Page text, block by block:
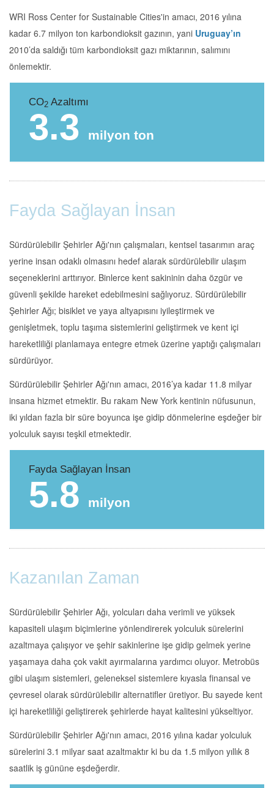
WRI Ross Center for Sustainable Cities'in amacı, 2016 yılına
kadar 6.7 milyon ton karbondioksit gazının, yani Uruguay’ın
2010’da saldığı tüm karbondioksit gazı miktarının, salımını
önlemektir.
CO2 Azaltımı
3.3 milyon ton
Fayda Sağlayan İnsan
Sürdürülebilir Şehirler Ağı'nın çalışmaları, kentsel tasarımın araç
yerine insan odaklı olmasını hedef alarak sürdürülebilir ulaşım
seçeneklerini arttırıyor. Binlerce kent sakininin daha özgür ve
güvenli şekilde hareket edebilmesini sağlıyoruz. Sürdürülebilir
Şehirler Ağı; bisiklet ve yaya altyapısını iyileştirmek ve
genişletmek, toplu taşıma sistemlerini geliştirmek ve kent içi
hareketliliği planlamaya entegre etmek üzerine yaptığı çalışmaları
sürdürüyor.
Sürdürülebilir Şehirler Ağı'nın amacı, 2016’ya kadar 11.8 milyar
insana hizmet etmektir. Bu rakam New York kentinin nüfusunun,
iki yıldan fazla bir süre boyunca işe gidip dönmelerine eşdeğer bir
yolculuk sayısı teşkil etmektedir.
Fayda Sağlayan İnsan
5.8 milyon
Kazanılan Zaman
Sürdürülebilir Şehirler Ağı, yolcuları daha verimli ve yüksek
kapasiteli ulaşım biçimlerine yönlendirerek yolculuk sürelerini
azaltmaya çalışıyor ve şehir sakinlerine işe gidip gelmek yerine
yaşamaya daha çok vakit ayırmalarına yardımcı oluyor. Metrobüs
gibi ulaşım sistemleri, geleneksel sistemlere kıyasla finansal ve
çevresel olarak sürdürülebilir alternatifler üretiyor. Bu sayede kent
içi hareketliliği geliştirerek şehirlerde hayat kalitesini yükseltiyor.
Sürdürülebilir Şehirler Ağı'nın amacı, 2016 yılına kadar yolculuk
sürelerini 3.1 milyar saat azaltmaktır ki bu da 1.5 milyon yıllık 8
saatlik iş gününe eşdeğerdir.